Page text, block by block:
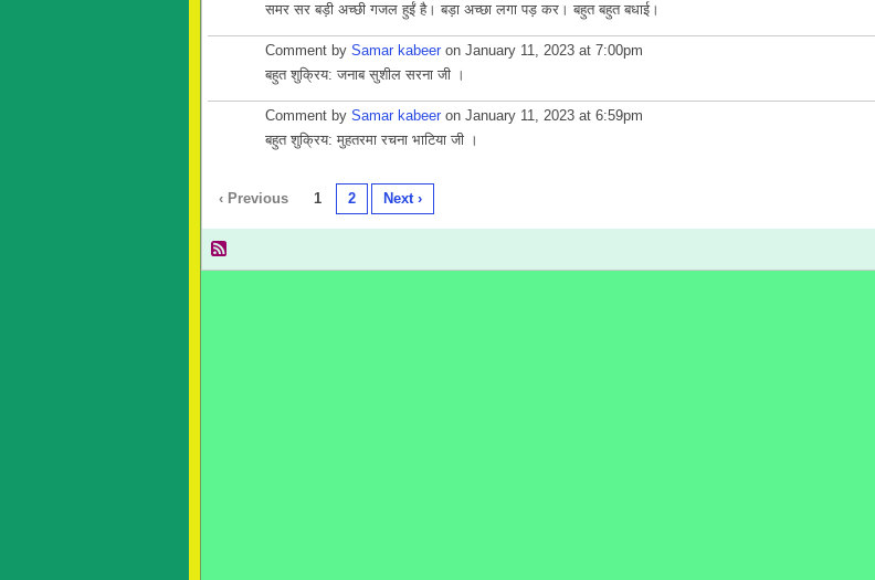
समर सर बड़ी अच्छी गजल हुईं है। बड़ा अच्छा लगा पड़ कर। बहुत बहुत बधाई।
Comment by Samar kabeer on January 11, 2023 at 7:00pm
बहुत शुक्रिय: जनाब सुशील सरना जी ।
Comment by Samar kabeer on January 11, 2023 at 6:59pm
बहुत शुक्रिय: मुहतरमा रचना भाटिया जी ।
‹ Previous 1 2 Next ›